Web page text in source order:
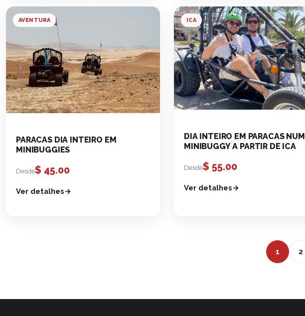
AVENTURA
PARACAS DIA INTEIRO EM
MINIBUGGIES
Desde$ 45.00
Ver detalhes
ICA
DIA INTEIRO EM PARACAS NUM
MINIBUGGY A PARTIR DE ICA
Desde$ 55.00
Ver detalhes
1 2